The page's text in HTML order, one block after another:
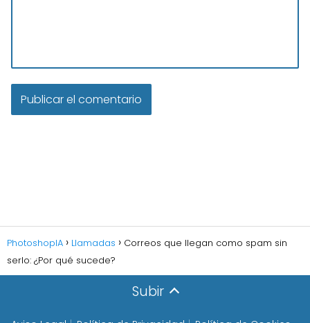
PhotoshopIA Llamadas
Correos que llegan como spam sin
serlo: ¿Por qué sucede?
Subir